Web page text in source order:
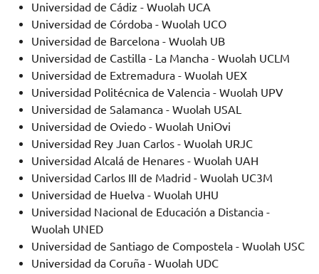
Universidad de Cádiz - Wuolah UCA
Universidad de Córdoba - Wuolah UCO
Universidad de Barcelona - Wuolah UB
Universidad de Castilla - La Mancha - Wuolah UCLM
Universidad de Extremadura - Wuolah UEX
Universidad Politécnica de Valencia - Wuolah UPV
Universidad de Salamanca - Wuolah USAL
Universidad de Oviedo - Wuolah UniOvi
Universidad Rey Juan Carlos - Wuolah URJC
Universidad Alcalá de Henares - Wuolah UAH
Universidad Carlos III de Madrid - Wuolah UC3M
Universidad de Huelva - Wuolah UHU
Universidad Nacional de Educación a Distancia -
Wuolah UNED
Universidad de Santiago de Compostela - Wuolah USC
Universidad da Coruña - Wuolah UDC